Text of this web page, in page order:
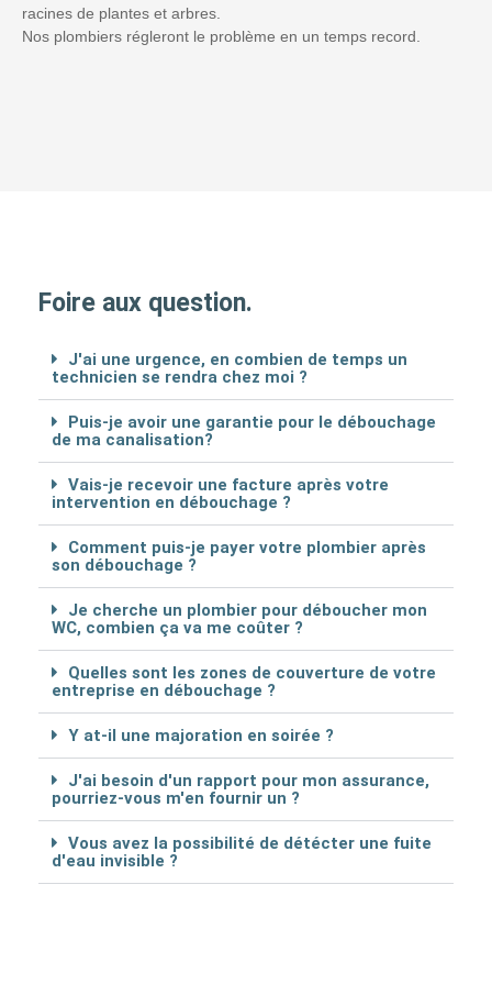
racines de plantes et arbres.
Nos plombiers régleront le problème en un temps record.
Foire aux question.
J'ai une urgence, en combien de temps un
technicien se rendra chez moi ?
Puis-je avoir une garantie pour le débouchage
de ma canalisation?
Vais-je recevoir une facture après votre
intervention en débouchage ?
Comment puis-je payer votre plombier après
son débouchage ?
Je cherche un plombier pour déboucher mon
WC, combien ça va me coûter ?
Quelles sont les zones de couverture de votre
entreprise en débouchage ?
Y at-il une majoration en soirée ?
J'ai besoin d'un rapport pour mon assurance,
pourriez-vous m'en fournir un ?
Vous avez la possibilité de détécter une fuite
d'eau invisible ?